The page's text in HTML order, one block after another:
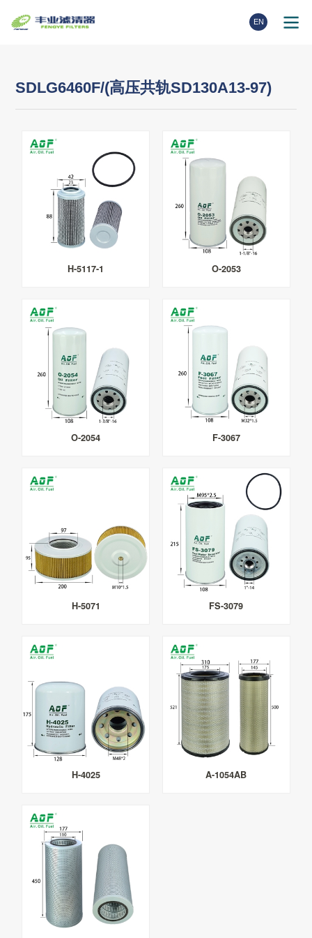
EN
SDLG6460F/(高压共轨SD130A13-97)
H-5117-1 O-2053
O-2054 F-3067
H-5071 FS-3079
H-4025 A-1054AB